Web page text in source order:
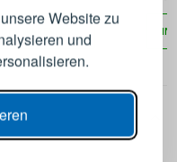
Website zu
und
schwarz
DEN WARENKORB IN